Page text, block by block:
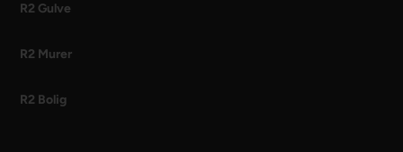
R2 Gulve
R2 Murer
R2 Bolig